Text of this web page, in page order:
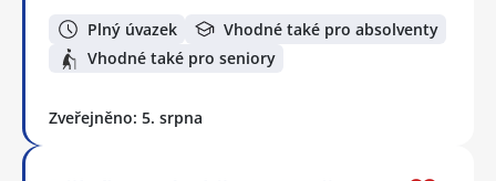
Plný úvazek
Vhodné také pro absolventy
Vhodné také pro seniory
Zveřejněno: 5. srpna